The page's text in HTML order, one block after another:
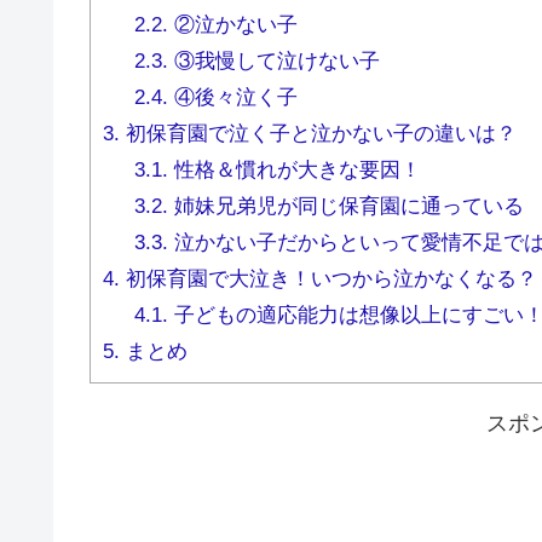
2.2. ②泣かない子
2.3. ③我慢して泣けない子
2.4. ④後々泣く子
3. 初保育園で泣く子と泣かない子の違いは？
3.1. 性格＆慣れが大きな要因！
3.2. 姉妹兄弟児が同じ保育園に通っている
3.3. 泣かない子だからといって愛情不足で
4. 初保育園で大泣き！いつから泣かなくなる？
4.1. 子どもの適応能力は想像以上にすごい！
5. まとめ
スポ